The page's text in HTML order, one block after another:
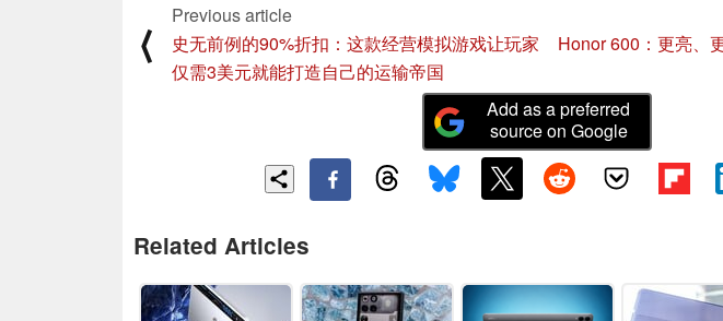
⟨
Previous article
史无前例的90%折扣：这款经营模拟游戏让玩家
仅需3美元就能打造自己的运输帝国
Honor 600：更亮、
Add as a preferred
source on Google
Related Articles